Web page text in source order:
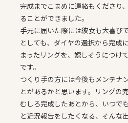
完成までこまめに連絡もくださり
ることができました。
手元に届いた際には彼女も大喜び
としても、ダイヤの選択から完成
まったリングを、嬉しそうにつけ
です。
つくり手の方には今後もメンテナ
とがあるかと思います。リングの
むしろ完成したあとから、いつで
と近況報告をしたくなる、そんな